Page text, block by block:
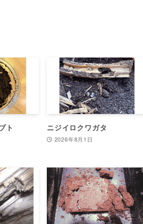
ト ニジイロクワガタ
2026年8月1日